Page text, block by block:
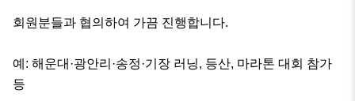
회원분들과 협의하여 가끔 진행합니다.
예: 해운대·광안리·송정·기장 러닝, 등산, 마라톤 대회 참가
등